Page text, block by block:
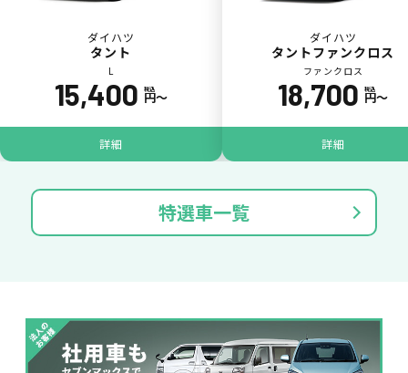
パンク ガラス破損
落書き
いたずら
バンパー
破損
ダイハツ
タント
L
15,400 税込
円〜
詳細
ダイハツ
タントファンクロス
ファンクロス
18,700 税込
円〜
詳細
特選車一覧